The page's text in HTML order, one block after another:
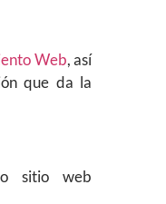
Web, así
que da la
sitio web